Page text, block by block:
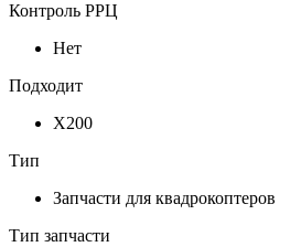
Контроль РРЦ
Нет
Подходит
X200
Тип
Запчасти для квадрокоптеров
Тип запчасти